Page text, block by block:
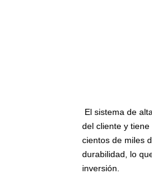
El sistema de
del cliente y
cientos de miles
durabilidad, lo
inversión.